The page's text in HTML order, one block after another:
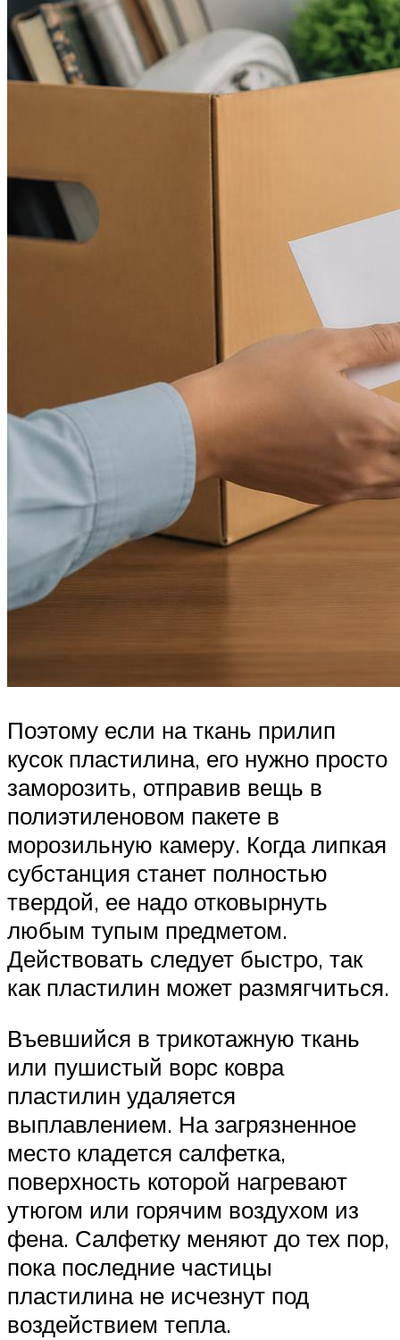
Поэтому если на ткань прилип
кусок пластилина, его нужно просто
заморозить, отправив вещь в
полиэтиленовом пакете в
морозильную камеру. Когда липкая
субстанция станет полностью
твердой, ее надо отковырнуть
любым тупым предметом.
Действовать следует быстро, так
как пластилин может размягчиться.
Въевшийся в трикотажную ткань
или пушистый ворс ковра
пластилин удаляется
выплавлением. На загрязненное
место кладется салфетка,
поверхность которой нагревают
утюгом или горячим воздухом из
фена. Салфетку меняют до тех пор,
пока последние частицы
пластилина не исчезнут под
воздействием тепла.